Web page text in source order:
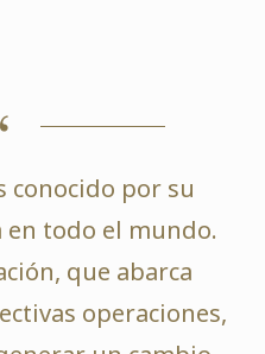
conocido por su
en todo el mundo.
que abarca
operaciones,